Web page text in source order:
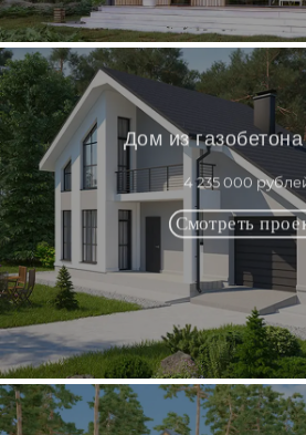
Дом из
4 235 000